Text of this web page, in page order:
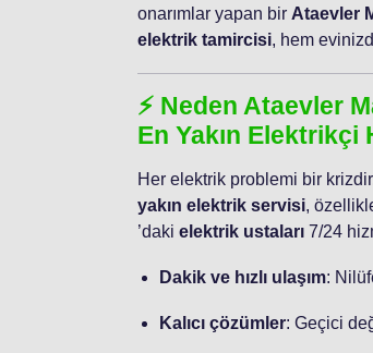
onarımlar yapan bir Ataevler
elektrik tamircisi, hem
⚡ Neden Ataevler
En Yakın Elektrikçi
Her elektrik problemi bir
yakın elektrik servisi,
’daki elektrik ustaları 7/24
Dakik ve hızlı ulaşım:
Kalıcı çözümler: Geçici